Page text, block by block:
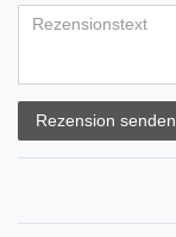
Rezension senden